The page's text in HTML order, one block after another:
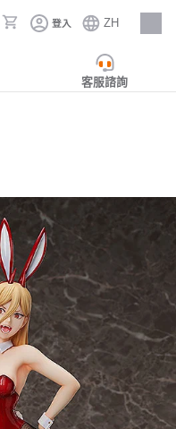
登入 ZH
人才招募
客服諮詢